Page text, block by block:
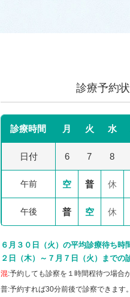
診療予約
診療時間 月 火 水
日付 6 7 8
午前 空 普 休
午後 普 空 休
６月３０日（火）の平均診療待ち時
２日（木）～７月７日（火）までの
混:予約しても診察を１時間程待つ場合
普:予約すれば30分前後で診察できます